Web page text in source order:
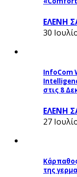
ΕΛΕΝΗ
30
InfoCom
στις 8
ΕΛΕΝΗ
27
της